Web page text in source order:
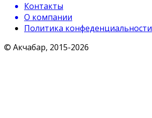
Контакты
О компании
Политика конфеденциальности
© Акчабар, 2015-2026